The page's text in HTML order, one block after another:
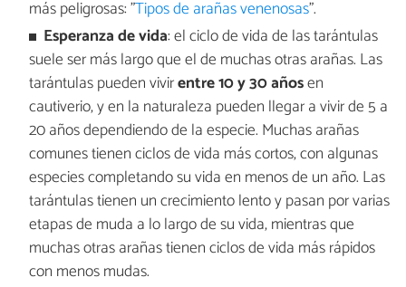
más peligrosas: "Tipos de arañas venenosas".
Esperanza de vida: el ciclo de vida de las tarántulas
suele ser más largo que el de muchas otras arañas. Las
tarántulas pueden vivirentre 10 y 30 añosen
cautiverio, y en la naturaleza pueden llegar a vivir de 5 a
20 años dependiendo de la especie. Muchas arañas
comunes tienen ciclos de vida más cortos, con algunas
especies completando su vida en menos de un año. Las
tarántulas tienen un crecimiento lento y pasan por varias
etapas de muda a lo largo de su vida, mientras que
muchas otras arañas tienen ciclos de vida más rápidos
con menos mudas.